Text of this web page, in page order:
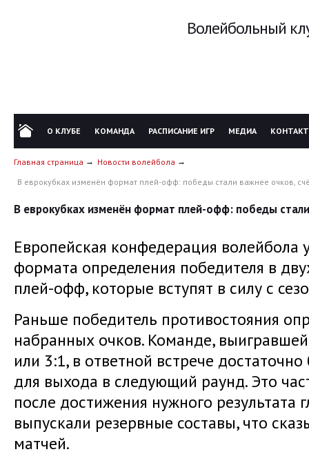
Волейбольный
О КЛУБЕ КОМАНДА РАСПИСАНИЕ ИГР МЕДИА
Главная страница
Новости волейбола
В еврокубках изменён формат плей-офф: победы стали важнее очков,
В еврокубках изменён формат плей-офф: победы
Европейская конфедерация волейбола
формата определения победителя в
плей-офф, которые вступят в силу с
Раньше победитель противостояния
набранных очков. Команде,
или 3:1, в ответной встрече
для выхода в следующий раунд. Это
после достижения нужного
выпускали резервные составы, что
матчей.